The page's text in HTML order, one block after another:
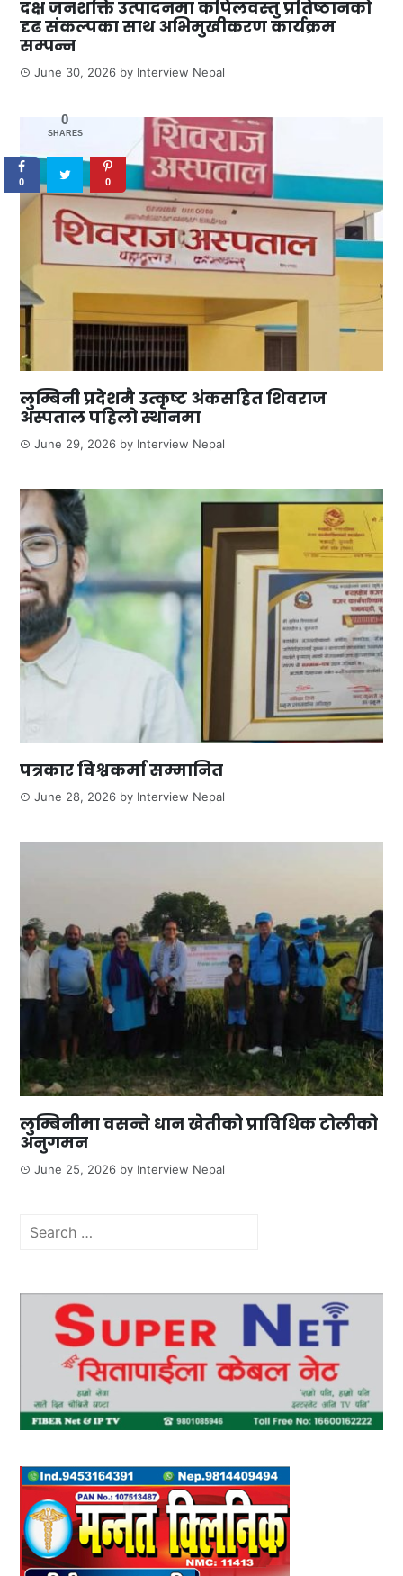
दक्ष जनशक्ति उत्पादनमा कपिलवस्तु प्रतिष्ठानको
दृढ संकल्पका साथ अभिमुखीकरण कार्यक्रम
सम्पन्न
June 30, 2026 by Interview Nepal
लुम्बिनी प्रदेशमै उत्कृष्ट अंकसहित शिवराज
अस्पताल पहिलो स्थानमा
June 29, 2026 by Interview Nepal
पत्रकार विश्वकर्मा सम्मानित
June 28, 2026 by Interview Nepal
लुम्बिनीमा वसन्ते धान खेतीको प्राविधिक टोलीको
अनुगमन
June 25, 2026 by Interview Nepal
Search
0
SHARES
0 0